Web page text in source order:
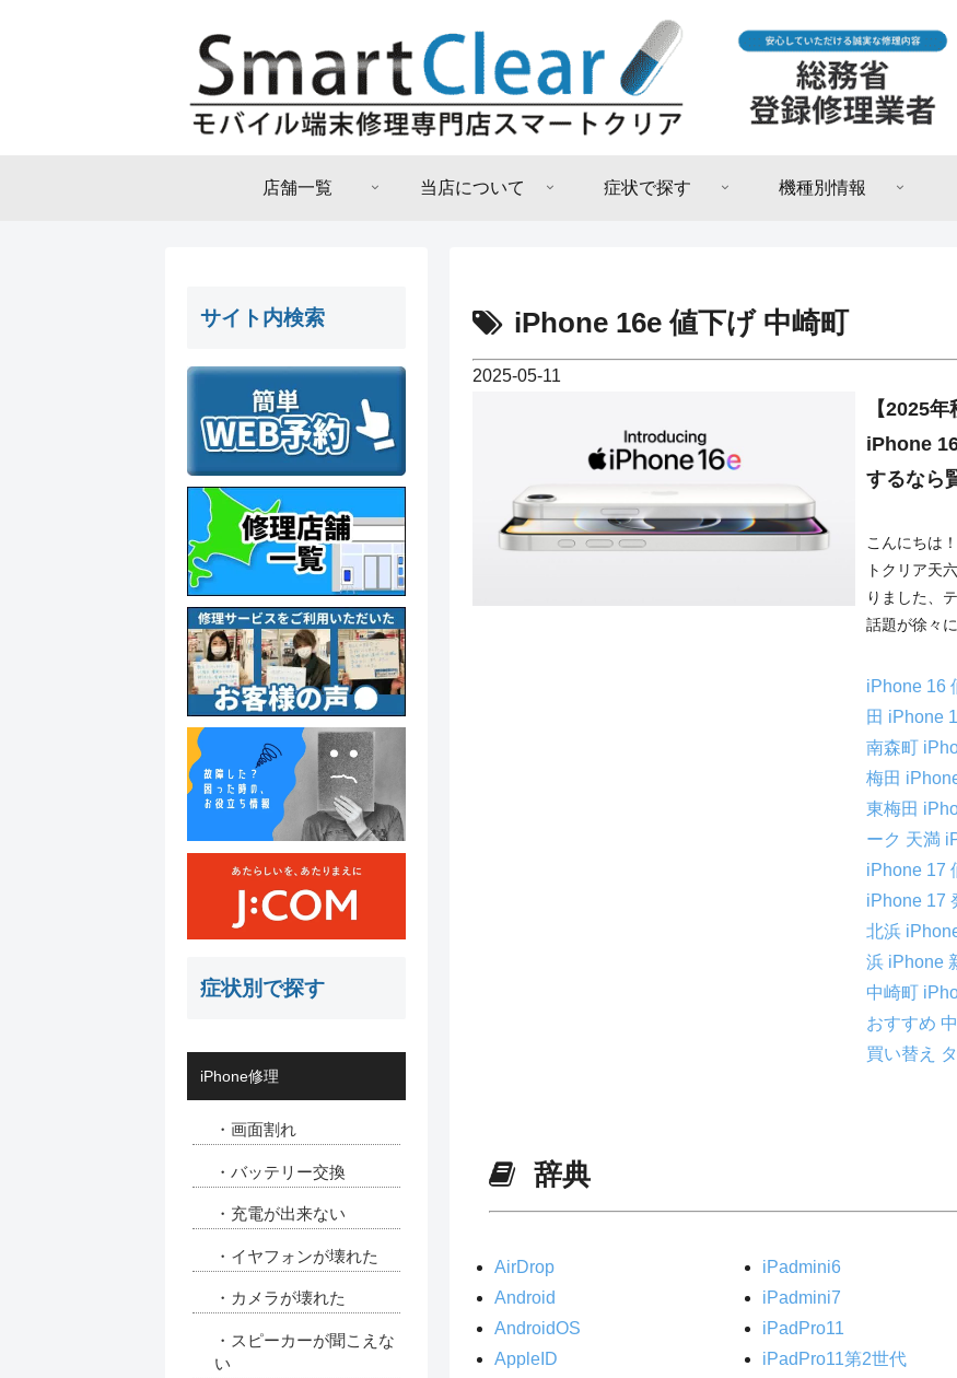
店舗一覧 当店について 症状で探す 機種別情報
iPhone 16e 値下げ 中崎町
2025-05-11
【2025
iPhone
するなら
こんにちは
トクリア天
りました、
話題が徐々
iPhone 16
田 iPhone
南森町
梅田
東梅田
ーク 天満
iPhone 17
iPhone 17
北浜
浜 iPhone
中崎町
おすすめ
買い替え
辞典
AirDrop
Android
AndroidOS
AppleID
iPadmini6
iPadmini7
iPadPro11
iPadPro11第2世代
サイト内検索
症状別で探す
iPhone修理
・画面割れ
・バッテリー交換
・充電が出来ない
・イヤフォンが壊れた
・カメラが壊れた
・スピーカーが聞こえな
い